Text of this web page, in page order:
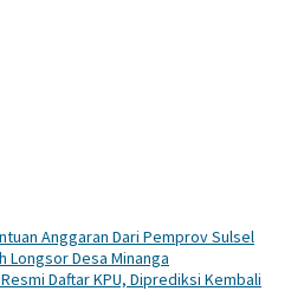
Anggaran Dari Pemprov Sulsel
Longsor Desa Minanga
Daftar KPU, Diprediksi Kembali